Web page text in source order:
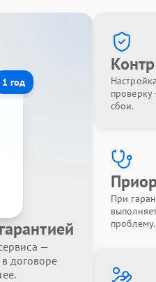
1 год
—
договоре
сбои.
При
проблему.